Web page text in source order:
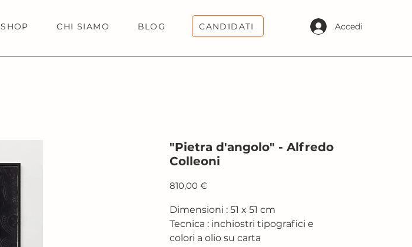
SHOP CHI SIAMO BLOG Accedi
CANDIDATI
"Pietra d'angolo" - Alfredo
Colleoni
810,00 €Prezzo
Dimensioni : 51 x 51 cm
Tecnica : inchiostri tipografici e
colori a olio su carta